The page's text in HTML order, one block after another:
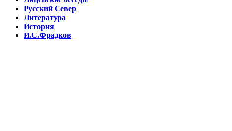
Русский Север
Литература
История
И.С.Фрадков